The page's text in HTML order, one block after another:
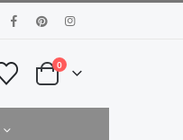
0